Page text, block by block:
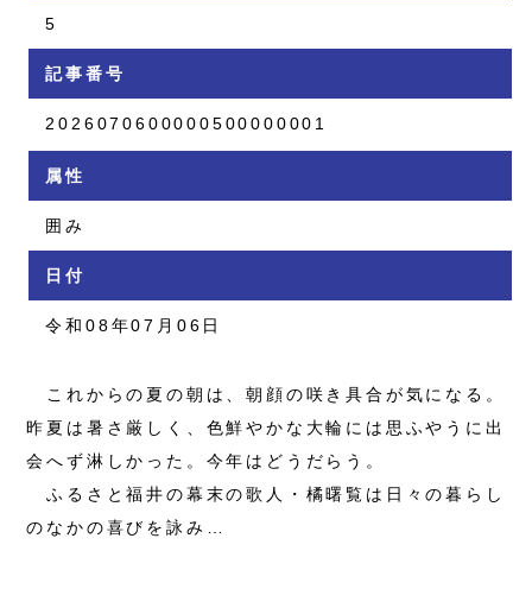
5
記事番号
2026070600000500000001
属性
囲み
日付
令和08年07月06日
これからの夏の朝は、朝顔の咲き具合が気になる。
昨夏は暑さ厳しく、色鮮やかな大輪には思ふやうに出
会へず淋しかった。今年はどうだらう。
ふるさと福井の幕末の歌人・橘曙覧は日々の暮らし
のなかの喜びを詠み…